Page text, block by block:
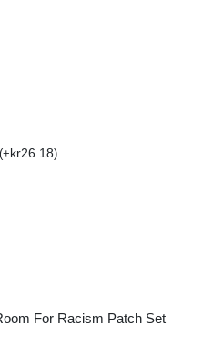
(+kr26.18)
For Racism Patch Set